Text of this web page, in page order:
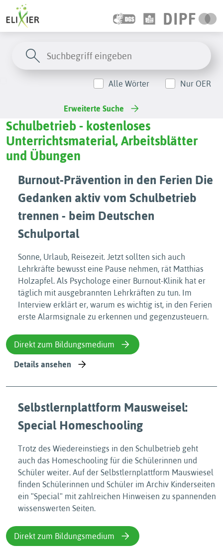
Alle Wörter Nur OER
Erweiterte Suche
Schulbetrieb - kostenloses
Unterrichtsmaterial, Arbeitsblätter
und Übungen
Burnout-Prävention in den Ferien Die
Gedanken aktiv vom Schulbetrieb
trennen - beim Deutschen
Schulportal
Sonne, Urlaub, Reisezeit. Jetzt sollten sich auch
Lehrkräfte bewusst eine Pause nehmen, rät Matthias
Holzapfel. Als Psychologe einer Burnout-Klinik hat er
täglich mit ausgebrannten Lehrkräften zu tun. Im
Interview erklärt er, warum es wichtig ist, in den Ferien
erste Alarmsignale zu erkennen und gegenzusteuern.
Direkt zum Bildungsmedium
Details ansehen
Selbstlernplattform Mausweisel:
Special Homeschooling
Trotz des Wiedereinstiegs in den Schulbetrieb geht
auch das Homeschooling für die Schülerinnen und
Schüler weiter. Auf der Selbstlernplattform Mauswiesel
finden Schülerinnen und Schüler im Archiv Kinderseiten
ein ʺSpecialʺ mit zahlreichen Hinweisen zu spannenden
wissenswerten Seiten.
Direkt zum Bildungsmedium